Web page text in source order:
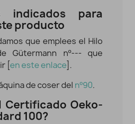
indicados para
producto
que emplees el Hilo
Gütermann nº--- que
[ en este enlace ].
de coser del nº90.
Certificado Oeko-
100?